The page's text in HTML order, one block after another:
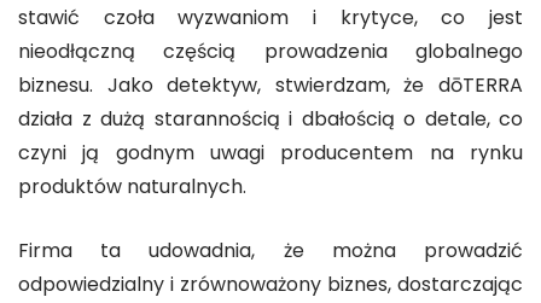
stawić czoła wyzwaniom i krytyce, co jest
nieodłączną częścią prowadzenia globalnego
biznesu. Jako detektyw, stwierdzam, że dōTERRA
działa z dużą starannością i dbałością o detale, co
czyni ją godnym uwagi producentem na rynku
produktów naturalnych.
Firma ta udowadnia, że można prowadzić
odpowiedzialny i zrównoważony biznes, dostarczając